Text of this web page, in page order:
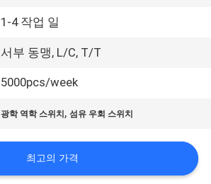
1-4 작업 일
서부 동맹, L/C, T/T
5000pcs/week
광학 역학 스위치 ,섬유 우회 스위치
최고의 가격